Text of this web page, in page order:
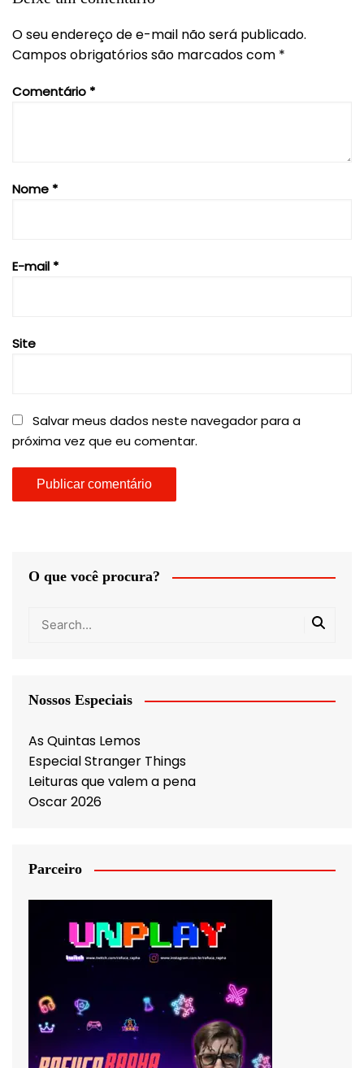
O seu endereço de e-mail não será publicado.
Campos obrigatórios são marcados com *
Comentário *
Nome *
E-mail *
Site
Salvar meus dados neste navegador para a
próxima vez que eu comentar.
O que você procura?
Nossos Especiais
As Quintas Lemos
Especial Stranger Things
Leituras que valem a pena
Oscar 2026
Parceiro